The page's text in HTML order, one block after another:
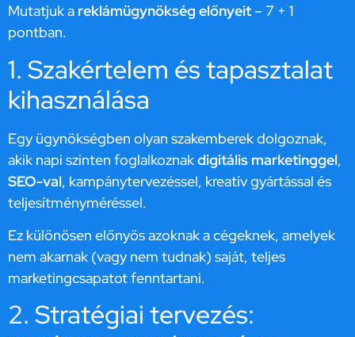
Mutatjuk a reklámügynökség előnyeit– 7 + 1
pontban.
1. Szakértelem és tapasztalat
kihasználása
Egy ügynökségben olyan szakemberek dolgoznak,
akik napi szinten foglalkoznakdigitális marketinggel,
SEO-val, kampánytervezéssel, kreatív gyártással és
teljesítményméréssel.
Ez különösen előnyös azoknak a cégeknek, amelyek
nem akarnak (vagy nem tudnak) saját, teljes
marketingcsapatot fenntartani.
2. Stratégiai tervezés: